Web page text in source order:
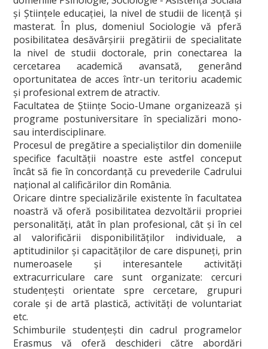
Documente, reglementări și ghiduri
Taxe
ADMITERE
şi Ştiinţele educaţiei, la nivel de studii de licenţă şi
masterat. În plus, domeniul Sociologie vă pferă
posibilitatea desăvârşirii pregătirii de specialitate
la nivel de studii doctorale, prin conectarea la
cercetarea academică avansată, generând
oportunitatea de acces într-un teritoriu academic
şi profesional extrem de atractiv.
Facultatea de Ştiinţe Socio-Umane organizează şi
programe postuniversitare în specializări mono-
sau interdisciplinare.
Procesul de pregătire a specialiştilor din domeniile
specifice facultăţii noastre este astfel conceput
încât să fie în concordanţă cu prevederile Cadrului
naţional al calificărilor din România.
Oricare dintre specializările existente în facultatea
noastră vă oferă posibilitatea dezvoltării propriei
personalităţi, atât în plan profesional, cât şi în cel
al valorificării disponibilităţilor individuale, a
aptitudinilor şi capacităţilor de care dispuneţi, prin
numeroasele şi interesantele activităţi
extracurriculare care sunt organizate: cercuri
studenţeşti orientate spre cercetare, grupuri
corale şi de artă plastică, activităţi de voluntariat
etc.
Schimburile studenţeşti din cadrul programelor
Erasmus vă oferă deschideri către abordări